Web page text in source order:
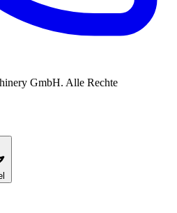
GmbH. Alle Rechte